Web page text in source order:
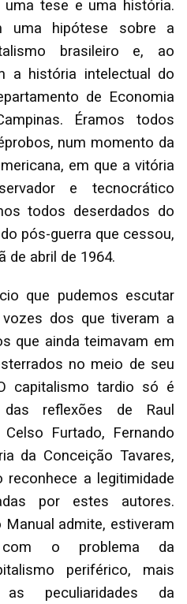
uma tese e uma história.
uma hipótese sobre a
brasileiro e, ao
a história intelectual do
de Economia
Éramos todos
num momento da
em que a vitória
e tecnocrático
todos deserdados do
pós-guerra que cessou,
de abril de 1964.
que pudemos escutar
dos que tiveram a
que ainda teimavam em
no meio de seu
capitalismo tardio só é
reflexões de Raul
Furtado, Fernando
da Conceição Tavares,
reconhece a legitimidade
por estes autores.
admite, estiveram
com o problema da
periférico, mais
peculiaridades da